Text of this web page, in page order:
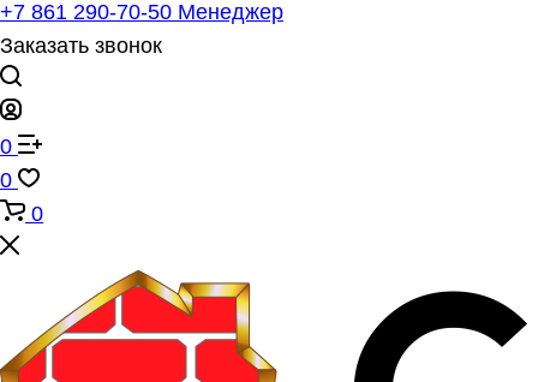
+7 861 290-70-50 Менеджер
Заказать звонок
0
0
0